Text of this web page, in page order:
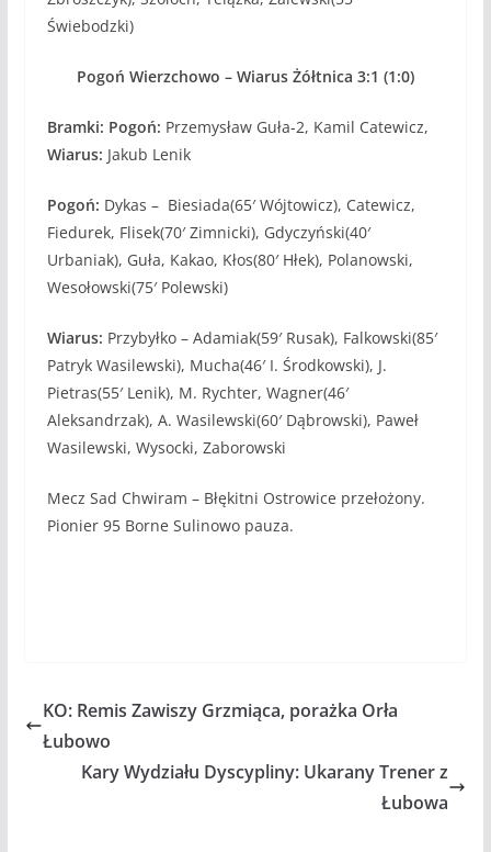
Świebodzki)
Pogoń Wierzchowo – Wiarus Żółtnica 3:1 (1:0)
Bramki: Pogoń: Przemysław Guła-2, Kamil Catewicz,
Wiarus: Jakub Lenik
Pogoń: Dykas – Biesiada(65′ Wójtowicz), Catewicz,
Fiedurek, Flisek(70′ Zimnicki), Gdyczyński(40′
Urbaniak), Guła, Kakao, Kłos(80′ Hłek), Polanowski,
Wesołowski(75′ Polewski)
Wiarus: Przybyłko – Adamiak(59′ Rusak), Falkowski(85′
Patryk Wasilewski), Mucha(46′ I. Środkowski), J.
Pietras(55′ Lenik), M. Rychter, Wagner(46′
Aleksandrzak), A. Wasilewski(60′ Dąbrowski), Paweł
Wasilewski, Wysocki, Zaborowski
Mecz Sad Chwiram – Błękitni Ostrowice przełożony.
Pionier 95 Borne Sulinowo pauza.
KO: Remis Zawiszy Grzmiąca, porażka Orła
Łubowo
Kary Wydziału Dyscypliny: Ukarany Trener z
Łubowa